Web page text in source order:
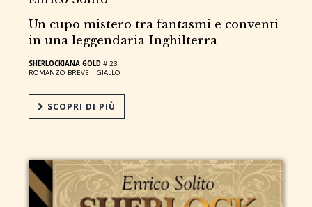
Un cupo mistero tra fantasmi e conventi
in una leggendaria Inghilterra
SHERLOCKIANA GOLD # 23
ROMANZO BREVE |GIALLO
SCOPRI DI PIÙ